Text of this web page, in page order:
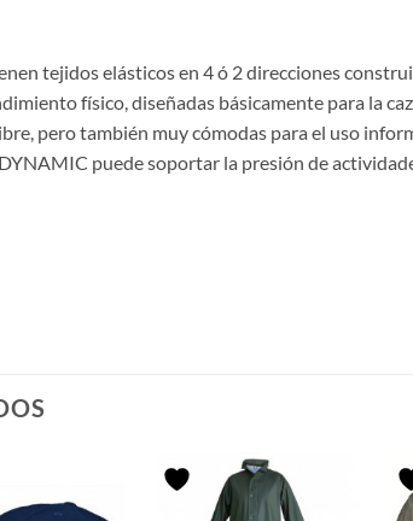
tejidos elásticos en 4 ó 2 direcciones
físico, diseñadas básicamente para la
pero también muy cómodas para el uso
puede soportar la presión de